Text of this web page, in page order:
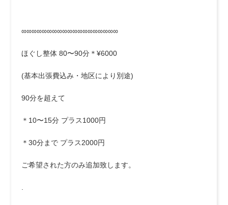
∞∞∞∞∞∞∞∞∞∞∞∞∞∞∞∞∞∞∞
ほぐし整体 80〜90分＊¥6000
(基本出張費込み・地区により別途)
90分を超えて
＊10〜15分 プラス1000円
＊30分まで プラス2000円
ご希望された方のみ追加致します。